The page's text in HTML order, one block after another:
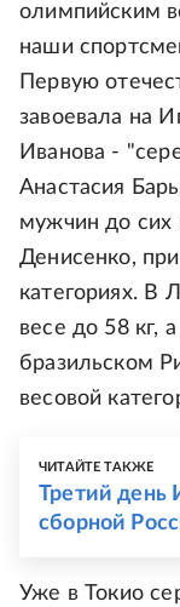
олимпийским
наши
Первую
завоевала на
Иванова -
Анастасия
мужчин до сих
Денисенко,
категориях. В
весе до 58 кг,
бразильском
весовой
ЧИТАЙТЕ ТАКЖЕ
Третий
сборной
Уже в Токио